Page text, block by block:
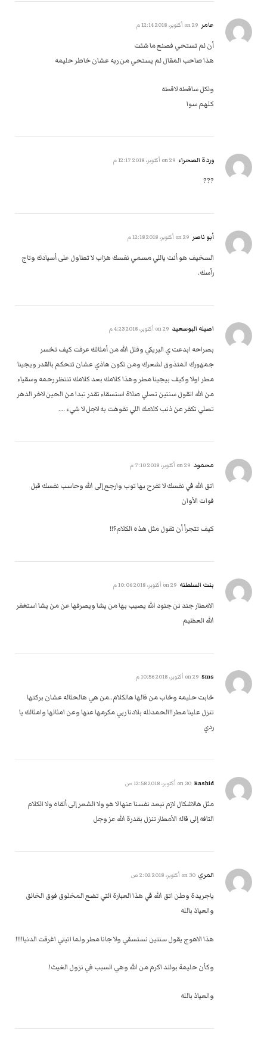
عامر 29 أكتوبر، 2018 12:14 م
أن لم تستحي فصنع ما شئت
هذا صاحب المقال لم يستحي من ربه عشان خاطر حليمه
ولكل ساقطه لاقطه
كلهم سوا
وردة الصحراء 29 أكتوبر، 2018 12:17 م
???
أبو ناصر 29 أكتوبر، 2018 12:18 م
السخيف هو أنت ياللي مسمي نفسك هزاب لا تطاول على أسيادك وتاج
رأسك.
اصيله البوسعيد 29 أكتوبر، 2018 4:23 م
بصراحه ابدعت ي البريكي وقلل الله من أمثالك عرفت كيف تخسر
جمهورك المتذوق لشعرك ومن تكون هاذي عشان تتحكم بالقدر ويجينا
مطر اولا وكيف بيجينا مطر وهذا كلامك بعد كلامك تنتظر رحمه وسقياء
من الله اتقول سنتين تصلي صلاة استسقاء تقدر تبدا من الحين لاخر الدهر
تصلي تكفر عن ذنب كلامك اللي تفوهت به لاجل لا شيء ….
محمود 29 أكتوبر، 2018 7:10 م
اتق الله في نفسك لا تفرح بها توب وارجع إلى الله وحاسب نفسك قبل
فوات الأوان
كيف تتجرأ أن تقول مثل هذه الكلام؟!!
بنت السلطنه 29 أكتوبر، 2018 10:06 م
الامطار جند نن جنود الله يصيب بها من يشا ويصرفها عن من يشا استغفر
الله العظيم
Sms 29 أكتوبر، 2018 10:56 م
خابت حليمه وخاب من قالها هالكلام..من هي هالحثاله عشان بركتها
تنزل علينا مطر!!الحمدلله بلادنا ربي مكرمها عنها وعن امثالها وامثالك يا
ردي
Rashid 30 أكتوبر، 2018 12:58 ص
مثل هالاشكال لازم نبعد نفسنا عنها لا هو ولا الشعر إلى ألقاه ولا الكلام
التافه إلى قاله الأمطار تنزل بقدرة الله عز وجل
المري 30 أكتوبر، 2018 2:02 ص
ياجريدة وطن اتق الله في هذا العبارة التي تضع المخلوق فوق الخالق
والعياذ بالله
هذا الاهوج يقول سنتين نستسقي ولا جانا مطر ولما اتيتي اغرقت الدنيا!!!!
وكأن حليمة بولند اكرم من الله وهي السبب في نزول الغيث!
والعياذ بالله